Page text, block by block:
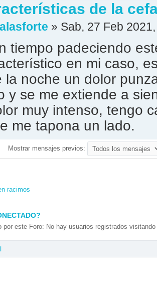
de la
» Sab, 27 Feb
tiempo padeciendo
en mi caso,
la noche un dolor
y se me extiende a
muy intenso, tengo
me tapona un lado.
Mostrar mensajes previos:
racimos
por este Foro: No hay usuarios registrados